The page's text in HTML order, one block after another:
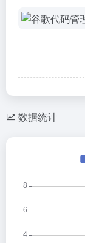
数据统计